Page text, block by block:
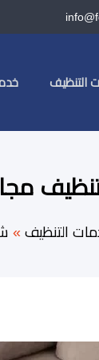
التنظيف
التنظيف